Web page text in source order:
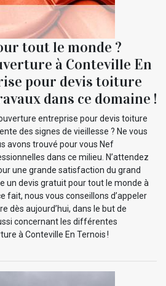
tout le monde ?
à Conteville En
pour devis toiture
dans ce domaine !
entreprise pour devis toiture
des signes de vieillesse ? Ne vous
avons trouvé pour vous Nef
dans ce milieu. N’attendez
une grande satisfaction du grand
un devis gratuit pour tout le monde à
fait, nous vous conseillons d’appeler
dès aujourd’hui, dans le but de
concernant les différentes
à Conteville En Ternois !